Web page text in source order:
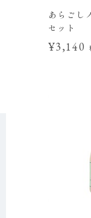
あらごし
セット
¥3,140